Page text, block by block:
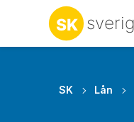
SK Lån